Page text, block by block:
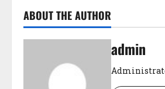
ABOUT THE AUTHOR
admin